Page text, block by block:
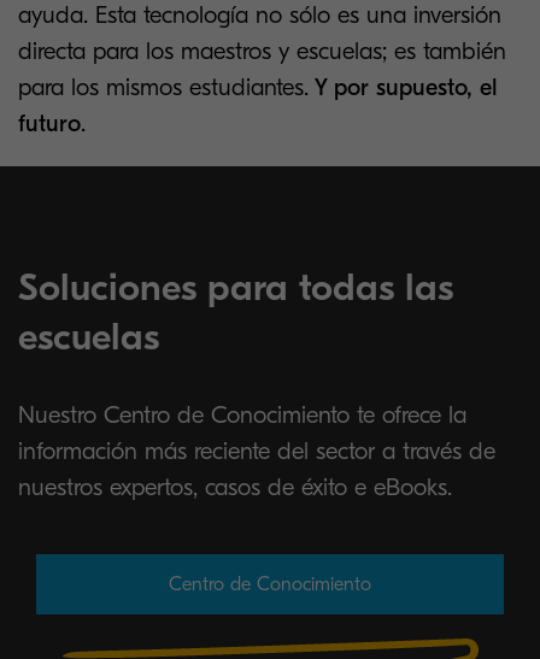
ayuda. Esta tecnología no sólo es una inversión
directa para los maestros y escuelas; es también
para los mismos estudiantes. Y por supuesto, el
futuro.
Soluciones para todas las
escuelas
Nuestro Centro de Conocimiento te ofrece la
información más reciente del sector a través de
nuestros expertos, casos de éxito e eBooks.
Centro de Conocimiento